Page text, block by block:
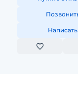
Написать